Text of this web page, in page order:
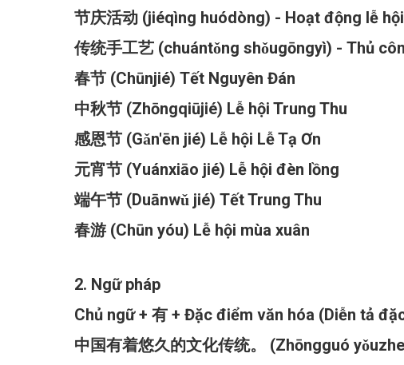
节庆活动 (jiéqìng huódòng) - Hoạt động lễ hội
传统手工艺 (chuántǒng shǒugōngyì) - Thủ
春节 (Chūnjié) Tết Nguyên Đán
中秋节 (Zhōngqiūjié) Lễ hội Trung Thu
感恩节 (Gǎn'ēn jié) Lễ hội Lễ Tạ Ơn
元宵节 (Yuánxiāo jié) Lễ hội đèn lồng
端午节 (Duānwǔ jié) Tết Trung Thu
春游 (Chūn yóu) Lễ hội mùa xuân
2. Ngữ pháp
Chủ ngữ + 有 + Đặc điểm văn hóa (Diễn tả
中国有着悠久的文化传统。 (Zhōngguó